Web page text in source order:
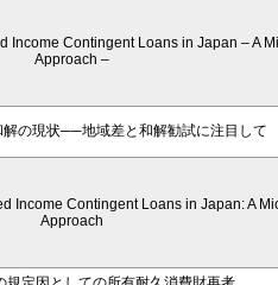
Income Contingent Loans in Japan – A
Approach –
解の現状──地域差と和解勧試に注目して
Income Contingent Loans in Japan: A
Approach